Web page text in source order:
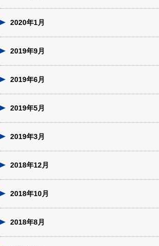
2020年1月
2019年9月
2019年6月
2019年5月
2019年3月
2018年12月
2018年10月
2018年8月